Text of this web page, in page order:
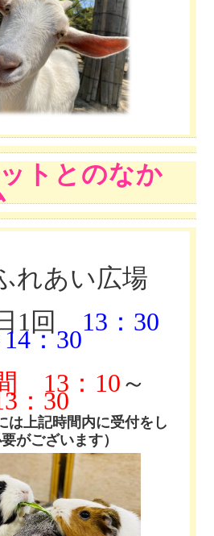
トとのなか
れあい広場
1回
13：30
：30
13：10～
：30
は上記時間内に受付をし
がございます）